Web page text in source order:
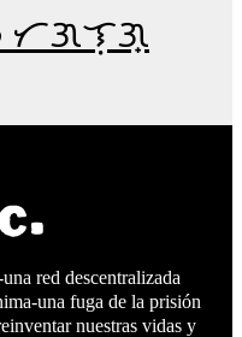
ᜆᜄᜎᜓᜄ᜔
red descentralizada
una fuga de la prisión
nuestras vidas y